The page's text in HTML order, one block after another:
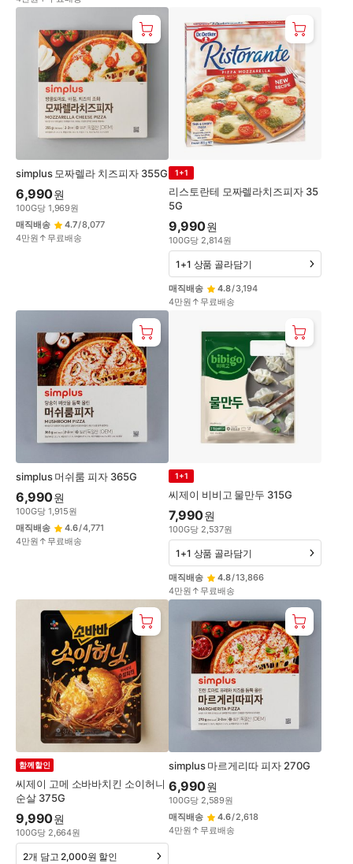
simplus 모짜렐라 치즈피자 355G
6,990원
100G당 1,969원
매직배송
4.7/8,077
4만원↑무료배송
리스토란테 모짜렐라치즈피자 35
5G
1+1
9,990원
100G당 2,814원
매직배송 4.8/3,194
4만원↑무료배송
1+1 상품 골라담기
simplus 머쉬룸 피자 365G
6,990원
100G당 1,915원
매직배송
4.6/4,771
4만원↑무료배송
씨제이 비비고 물만두 315G
1+1
7,990원
100G당 2,537원
매직배송 4.8/13,866
4만원↑무료배송
1+1 상품 골라담기
씨제이 고메 소바바치킨 소이허니
순살 375G
함께할인
9,990원
100G당 2,664원
2개 담고 2,000원 할인
simplus 마르게리따 피자 270G
6,990원
100G당 2,589원
매직배송
4.6/2,618
4만원↑무료배송